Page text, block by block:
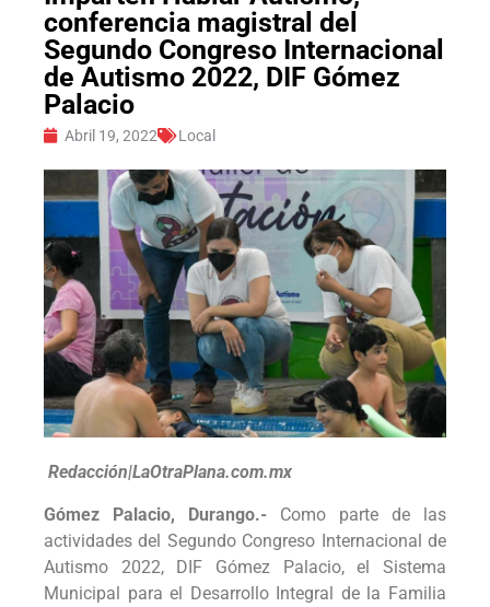
conferencia magistral del
Segundo Congreso Internacional
de Autismo 2022, DIF Gómez
Palacio
Abril 19, 2022 Local
Redacción|LaOtraPlana.com.mx
Gómez Palacio, Durango.- Como parte de las
actividades del Segundo Congreso Internacional de
Autismo 2022, DIF Gómez Palacio, el Sistema
Municipal para el Desarrollo Integral de la Familia